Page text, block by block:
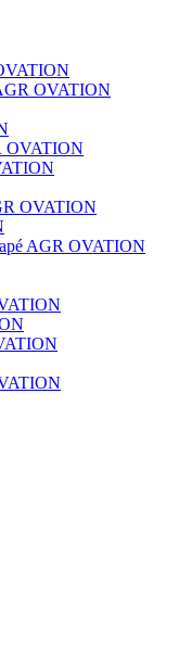
OVATION
OVATION
OVATION
AGR OVATION